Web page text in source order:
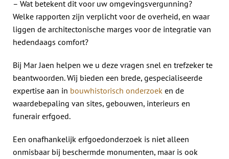
– Wat betekent dit voor uw omgevingsvergunning?
Welke rapporten zijn verplicht voor de overheid, en waar
liggen de architectonische marges voor de integratie van
hedendaags comfort?
Bij Mar Jaen helpen we u deze vragen snel en trefzeker te
beantwoorden. Wij bieden een brede, gespecialiseerde
expertise aan in bouwhistorisch onderzoek en de
waardebepaling van sites, gebouwen, interieurs en
funerair erfgoed.
Een onafhankelijk erfgoedonderzoek is niet alleen
onmisbaar bij beschermde monumenten, maar is ook